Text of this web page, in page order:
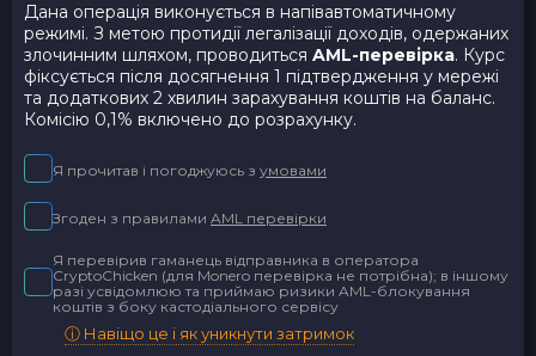
Дана операція виконується в напівавтоматичному
режимі. З метою протидії легалізації доходів, одержаних
злочинним шляхом, проводиться AML-перевірка. Курс
фіксується після досягнення 1 підтвердження у мережі
та додаткових 2 хвилин зарахування коштів на баланс.
Комісію 0,1% включено до розрахунку.
Я прочитав і погоджуюсь з умовами
Згоден з правилами AML перевірки
Я перевірив гаманець відправника в оператора
CryptoChicken (для Monero перевірка не потрібна); в іншому
разі усвідомлюю та приймаю ризики AML-блокування
коштів з боку кастодіального сервісу
ⓘ Навіщо це і як уникнути затримок